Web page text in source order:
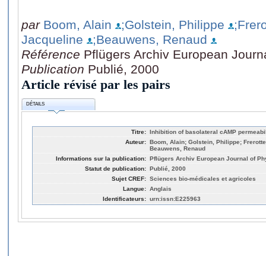
par Boom, Alain ;Golstein, Philippe
Jacqueline
;Beauwens, Renaud
Référence Pflügers Archiv European
Publication Publié, 2000
Article révisé par les pairs
DÉTAILS
Titre: Inhibition of basolateral cAMP
Auteur: Boom, Alain; Golstein, Philippe;
Beauwens, Renaud
Informations sur la publication: Pflügers Archiv European Journal of
Statut de publication: Publié, 2000
Sujet CREF: Sciences bio-médicales et agricoles
Langue: Anglais
Identificateurs: urn:issn:E225963